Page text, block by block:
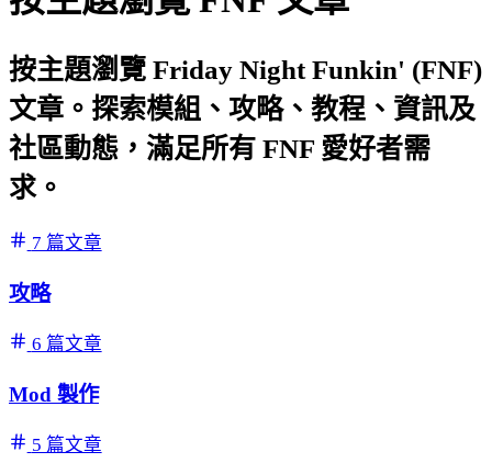
按主題瀏覽 Friday Night Funkin' (FNF)
文章。探索模組、攻略、教程、資訊及
社區動態，滿足所有 FNF 愛好者需
求。
7 篇文章
攻略
6 篇文章
Mod 製作
5 篇文章